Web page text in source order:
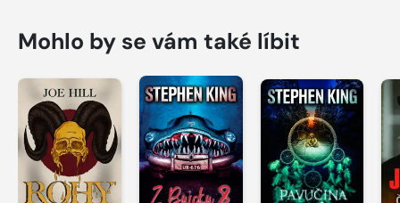
Mohlo by se vám také líbit